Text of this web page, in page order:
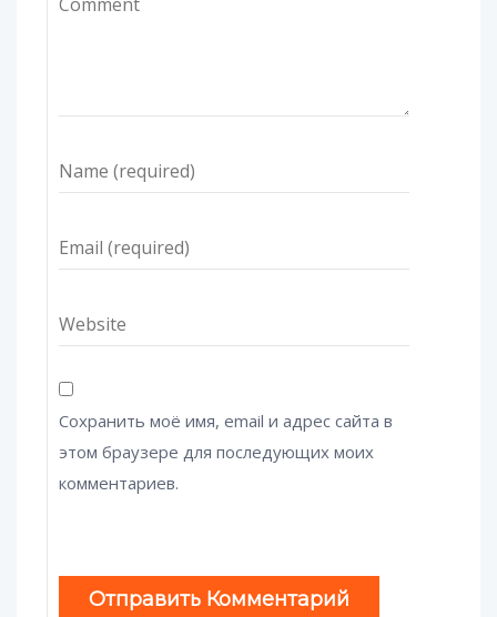
Сохранить моё имя, email и адрес сайта в
этом браузере для последующих моих
комментариев.